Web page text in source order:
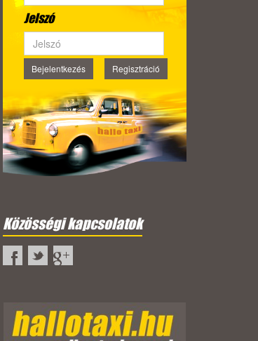
Jelszó
Bejelentkezés Regisztráció
Közösségi kapcsolatok